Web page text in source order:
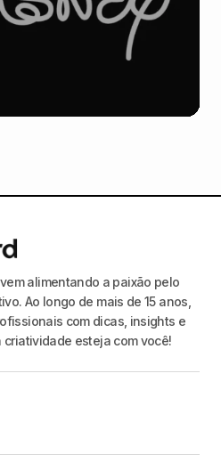
alimentando a paixão pelo
Ao longo de mais de 15 anos,
com dicas, insights e
esteja com você!